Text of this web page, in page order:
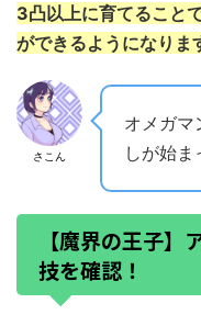
3凸以上に育てること
ができるようになりま
さこん
オメガマ
しが始
【魔界の王子】
技を確認！